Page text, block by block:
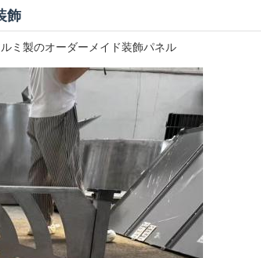
飾
ミ製のオーダーメイド装飾パネル